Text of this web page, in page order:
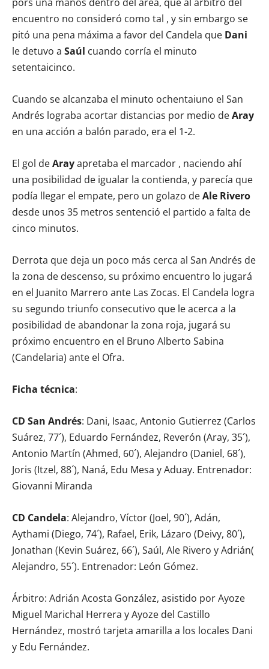
encuentro no consideró como tal , y sin embargo se
pitó una pena máxima a favor del Candela que Dani
le detuvo a Saúl cuando corría el minuto
setentaicinco.
Cuando se alcanzaba el minuto ochentaiuno el San
Andrés lograba acortar distancias por medio deAray
en una acción a balón parado, era el 1-2.
El gol deArayapretaba el marcador , naciendo ahí
una posibilidad de igualar la contienda, y parecía que
podía llegar el empate, pero un golazo deAle Rivero
desde unos 35 metros sentenció el partido a falta de
cinco minutos.
Derrota que deja un poco más cerca al San Andrés de
la zona de descenso, su próximo encuentro lo jugará
en el Juanito Marrero ante Las Zocas. El Candela logra
su segundo triunfo consecutivo que le acerca a la
posibilidad de abandonar la zona roja, jugará su
próximo encuentro en el Bruno Alberto Sabina
(Candelaria) ante el Ofra.
Ficha técnica:
CD San Andrés: Dani, Isaac, Antonio Gutierrez (Carlos
Suárez, 77´), Eduardo Fernández, Reverón (Aray, 35´),
Antonio Martín (Ahmed, 60´), Alejandro (Daniel, 68´),
Joris (Itzel, 88´), Naná, Edu Mesa y Aduay. Entrenador:
Giovanni Miranda
CD Candela: Alejandro, Víctor (Joel, 90´), Adán,
Aythami (Diego, 74´), Rafael, Erik, Lázaro (Deivy, 80´),
Jonathan (Kevin Suárez, 66´), Saúl, Ale Rivero y Adrián(
Alejandro, 55´). Entrenador: León Gómez.
Árbitro: Adrián Acosta González, asistido por Ayoze
Miguel Marichal Herrera y Ayoze del Castillo
Hernández, mostró tarjeta amarilla a los locales Dani
y Edu Fernández.